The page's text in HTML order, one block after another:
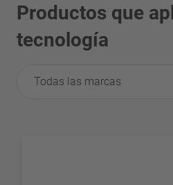
Productos que
tecnología
Todas las marcas